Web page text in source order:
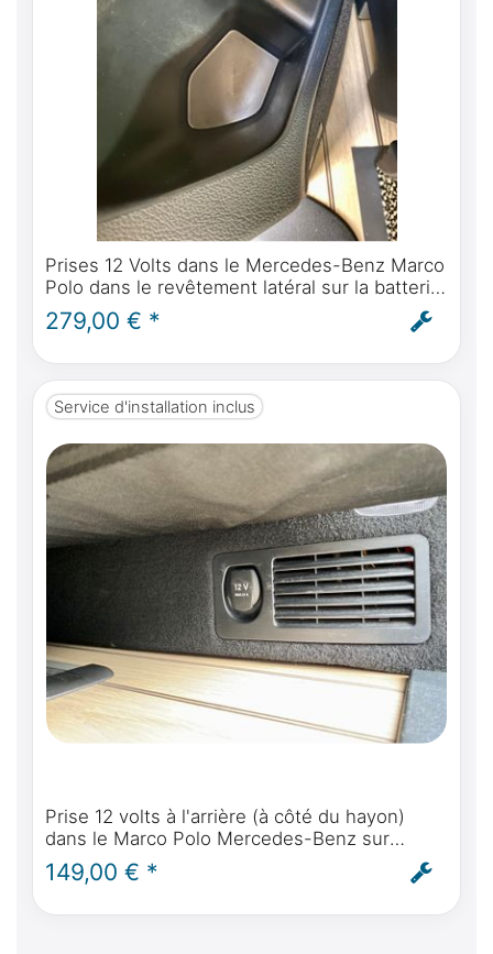
Prises 12 Volts dans le Mercedes-Benz Marco
Polo dans le revêtement latéral sur la batterie
en saillie courant permanent - montage inclus
279,00 € *
Service d'installation inclus
Prise 12 volts à l'arrière (à côté du hayon)
dans le Marco Polo Mercedes-Benz sur
batterie en saillie courant permanent -
montage inclus
149,00 € *